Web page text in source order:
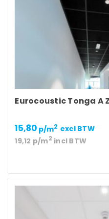
Eurocoustic Tonga A
15,80 p/m2 excl BTW
19,12 p/m2 incl BTW